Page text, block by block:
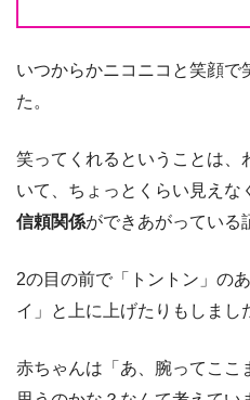
いつからかニコニコと笑顔で
た。
笑ってくれるということは、
いて、ちょっとくらい見えな
信頼関係ができあがっている
2の目の前で「トントン」の
イ」と上に上げたりもしまし
赤ちゃんは「あ、腕ってここ